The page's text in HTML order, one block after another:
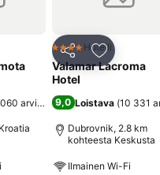
suosikkeihin
arviota )
Jaa Lisää
4 Tähtiluokitus
Hotelli
Valamar Lacroma
Hotel
9,0 Loistava (10 331
Dubrovnik, 2.8 km
kohteesta Keskusta
Ilmainen Wi-Fi